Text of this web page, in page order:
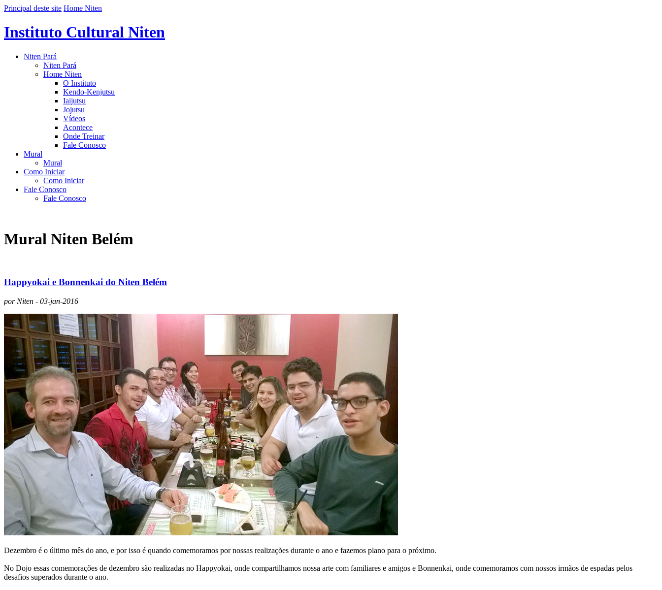
Principal deste site Home Niten
Instituto Cultural Niten
Niten Pará
Niten Pará
Home Niten
O Instituto
Kendo-Kenjutsu
Iaijutsu
Jojutsu
Vídeos
Acontece
Onde Treinar
Fale Conosco
Mural
Mural
Como Iniciar
Como Iniciar
Fale Conosco
Fale Conosco
Mural Niten Belém
Happyokai e Bonnenkai do Niten Belém
por Niten - 03-jan-2016
Dezembro é o último mês do ano, e por isso é quando comemoramos por nossas realizações durante o ano e fazemos plano para o próximo.
No Dojo essas comemorações de dezembro são realizadas no Happyokai, onde compartilhamos nossa arte com familiares e amigos e Bonnenkai, onde comemoramos com nossos irmãos de espadas pelos
desafios superados durante o ano.